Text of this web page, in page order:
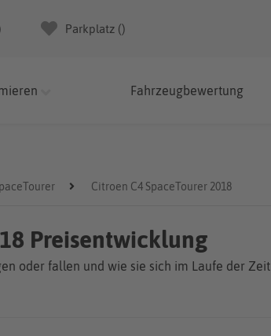
Parkplatz ()
Fahrzeugbewertung
Citroen C4 SpaceTourer 2018
Preisentwicklung
oder fallen und wie sie sich im Laufe der Zeit